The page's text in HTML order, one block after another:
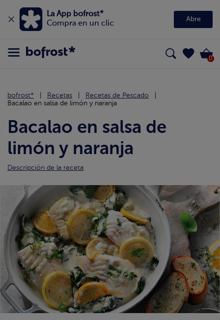
La App bofrost*
Compra en un clic
Abre
0
bofrost* Recetas
Recetas de Pescado
Bacalao en salsa de limón y naranja
Bacalao en salsa de
limón y naranja
Descripción de la receta